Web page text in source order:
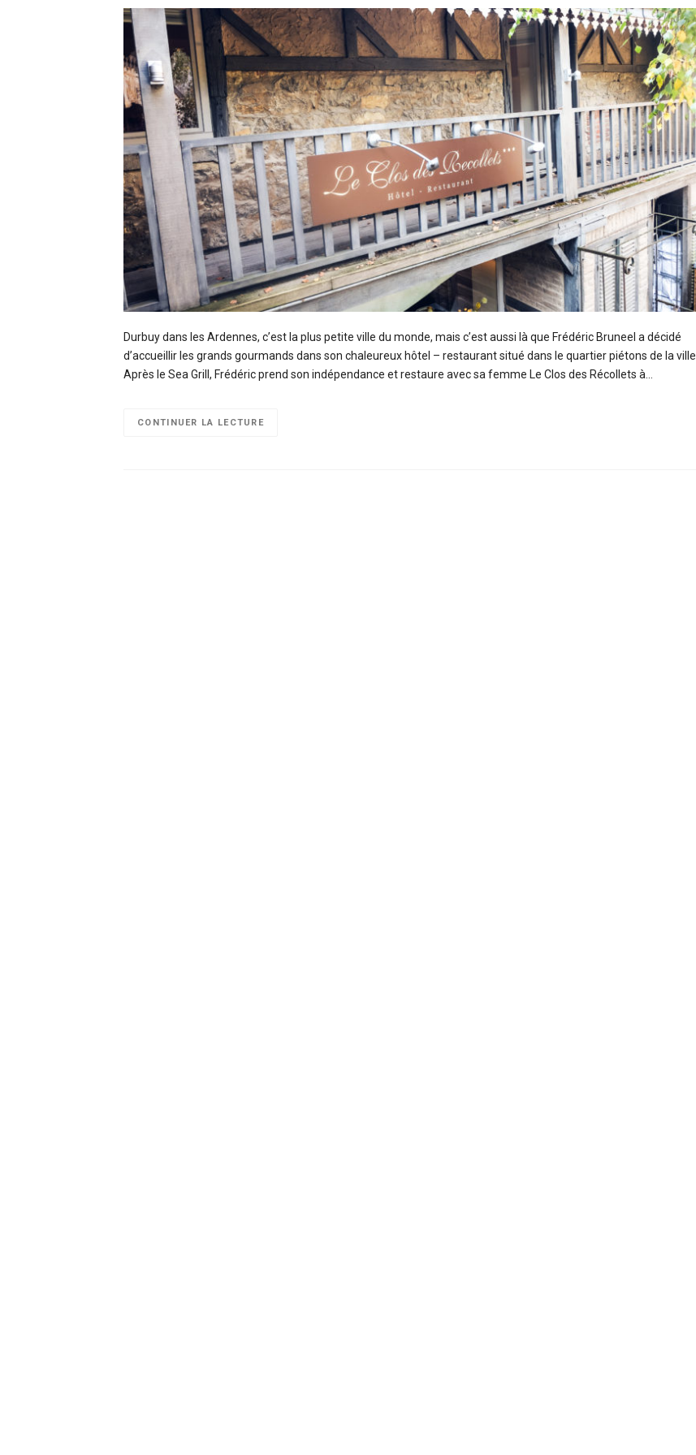
Durbuy dans les Ardennes, c’est la plus petite ville du monde, mais c’est aussi là que Frédéric Bruneel a décidé
d’accueillir les grands gourmands dans son chaleureux hôtel – restaurant situé dans le quartier piétons de la ville.
Après le Sea Grill, Frédéric prend son indépendance et restaure avec sa femme Le Clos des Récollets à…
CONTINUER LA LECTURE